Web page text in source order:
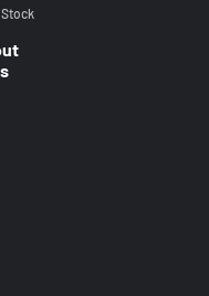
Stock